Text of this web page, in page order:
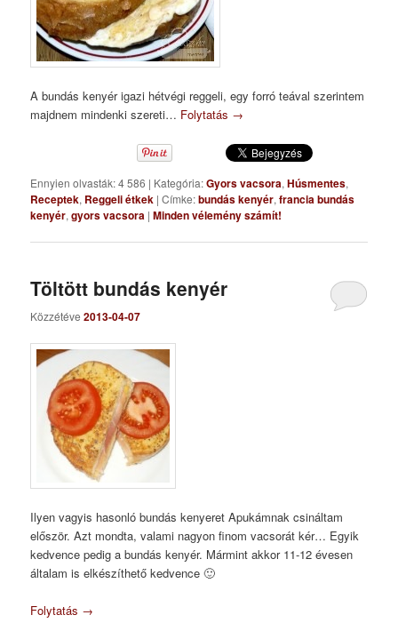
A bundás kenyér igazi hétvégi reggeli, egy forró teával szerintem
majdnem mindenki szereti… Folytatás →
Ennyien olvasták: 4 586 | Kategória:Gyors vacsora,Húsmentes,
Receptek, Reggeli étkek |Címke:bundás kenyér,francia bundás
kenyér,gyors vacsora |Minden vélemény számít!
Töltött bundás kenyér
Közzétéve2013-04-07
Ilyen vagyis hasonló bundás kenyeret Apukámnak csináltam
először. Azt mondta, valami nagyon finom vacsorát kér… Egyik
kedvence pedig a bundás kenyér. Mármint akkor 11-12 évesen
általam is elkészíthető kedvence 🙂
Folytatás →